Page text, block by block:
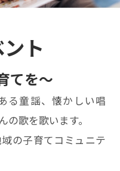
ト
てを〜
る童謡、懐かしい唱
歌を歌います。
の⼦育てコミュニテ